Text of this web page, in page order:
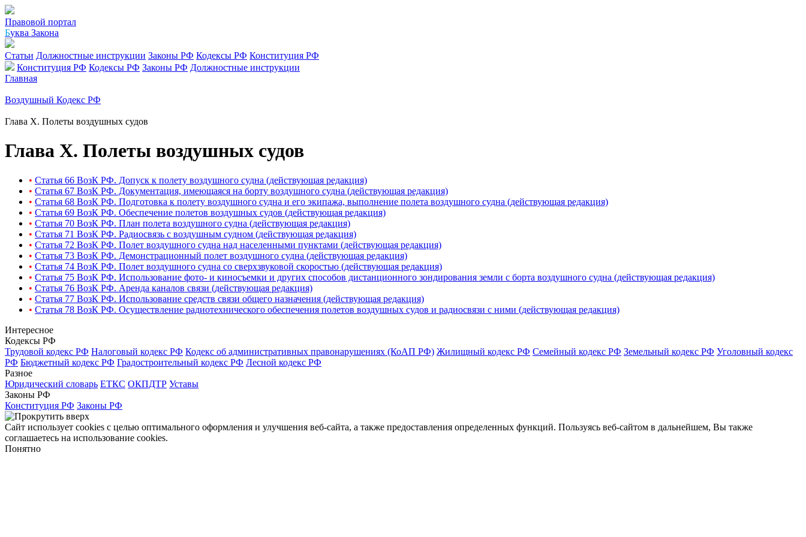
Правовой портал
Буква Закона
Статьи Должностные инструкции Законы РФ Кодексы РФ Конституция РФ
Конституция РФ Кодексы РФ Законы РФ Должностные инструкции
Главная
Воздушный Кодекс РФ
Глава X. Полеты воздушных судов
Глава X. Полеты воздушных судов
• Статья 66 ВозК РФ. Допуск к полету воздушного судна (действующая редакция)
• Статья 67 ВозК РФ. Документация, имеющаяся на борту воздушного судна (действующая редакция)
• Статья 68 ВозК РФ. Подготовка к полету воздушного судна и его экипажа, выполнение полета воздушного судна (действующая редакция)
• Статья 69 ВозК РФ. Обеспечение полетов воздушных судов (действующая редакция)
• Статья 70 ВозК РФ. План полета воздушного судна (действующая редакция)
• Статья 71 ВозК РФ. Радиосвязь с воздушным судном (действующая редакция)
• Статья 72 ВозК РФ. Полет воздушного судна над населенными пунктами (действующая редакция)
• Статья 73 ВозК РФ. Демонстрационный полет воздушного судна (действующая редакция)
• Статья 74 ВозК РФ. Полет воздушного судна со сверхзвуковой скоростью (действующая редакция)
• Статья 75 ВозК РФ. Использование фото- и киносъемки и других способов дистанционного зондирования земли с борта воздушного судна (действующая редакция)
• Статья 76 ВозК РФ. Аренда каналов связи (действующая редакция)
• Статья 77 ВозК РФ. Использование средств связи общего назначения (действующая редакция)
• Статья 78 ВозК РФ. Осуществление радиотехнического обеспечения полетов воздушных судов и радиосвязи с ними (действующая редакция)
Интересное
Кодексы РФ
Трудовой кодекс РФ Налоговый кодекс РФ Кодекс об административных правонарушениях (КоАП РФ) Жилищный кодекс РФ Семейный кодекс РФ Земельный кодекс РФ Уголовный кодекс
РФ Бюджетный кодекс РФ Градостроительный кодекс РФ Лесной кодекс РФ
Разное
Юридический словарь ЕТКС ОКПДТР Уставы
Законы РФ
Конституция РФ Законы РФ
Сайт использует cookies с целью оптимального оформления и улучшения веб-сайта, а также предоставления определенных функций. Пользуясь веб-сайтом в дальнейшем, Вы также
соглашаетесь на использование cookies.
Понятно